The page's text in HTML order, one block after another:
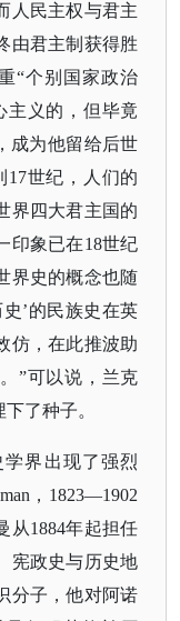
人民主权与君主
由君主制获得胜
“个别国家政治
主义的，但毕竟
成为他留给后世
17世纪，人们的
界四大君主国的
印象已在18世纪
界史的概念也随
’的民族史在英
仿，在此推波助
”可以说，兰克
了种子。
界出现了强烈
，1823—1902
从1884年起担任
宪政史与历史地
分子，他对阿诺